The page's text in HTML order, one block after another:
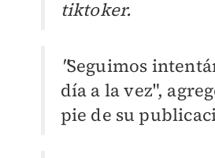
tiktoker.
"Seguimos
día a la vez",
pie de su